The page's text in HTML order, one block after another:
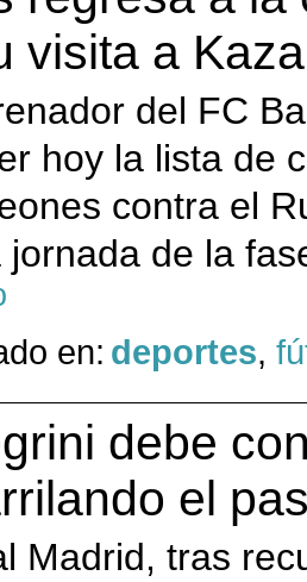
visita a
del FC
hoy la lista de
contra el
jornada de la
en: deportes,
debe
el
Madrid, tras